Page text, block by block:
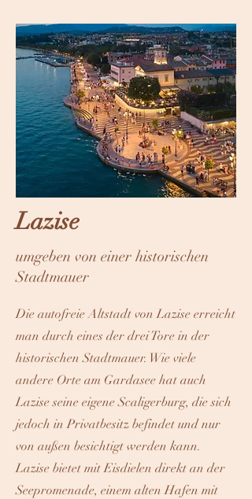
Lazise
umgeben von einer historischen
Stadtmauer
Die autofreie Altstadt von Lazise erreicht
man durch eines der drei Tore in der
historischen Stadtmauer. Wie viele
andere Orte am Gardasee hat auch
Lazise seine eigene Scaligerburg, die sich
jedoch in Privatbesitz befindet und nur
von außen besichtigt werden kann.
Lazise bietet mit Eisdielen direkt an der
Seepromenade, einem alten Hafen mit